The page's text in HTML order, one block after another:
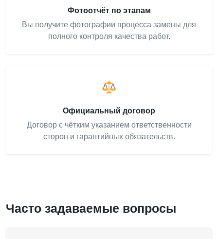
Фотоотчёт по этапам
Вы получите фотографии процесса замены для
полного контроля качества работ.
Официальный договор
Договор с чётким указанием ответственности
сторон и гарантийных обязательств.
Часто задаваемые вопросы